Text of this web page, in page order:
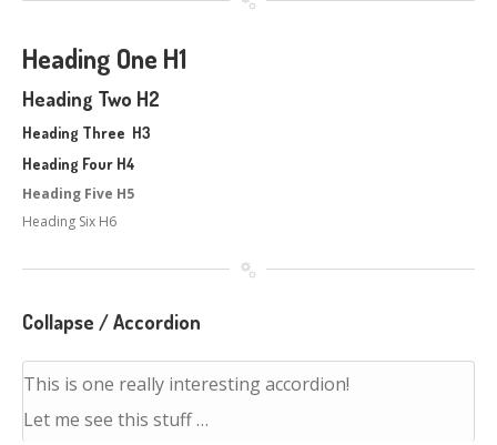
Heading One H1
Heading Two H2
Heading Three H3
Heading Four H4
Heading Five H5
Heading Six H6
Collapse / Accordion
This is one really interesting accordion!
Let me see this stuff …